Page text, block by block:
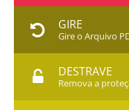
GIRE
Gire o Arquivo
DESTRAVE
Remova a